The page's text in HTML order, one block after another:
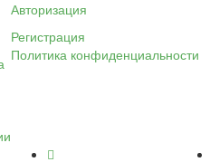
Авторизация
Регистрация
Политика конфиденциальности